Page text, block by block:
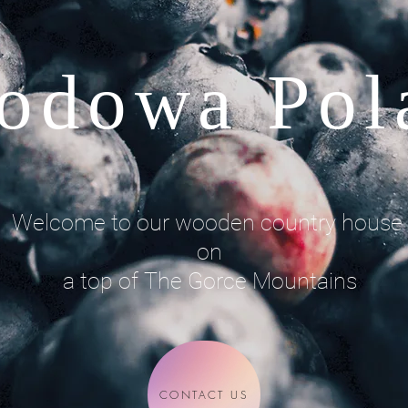
Welcome to our wooden country house
on
a top of The Gorce Mountains
CONTACT US